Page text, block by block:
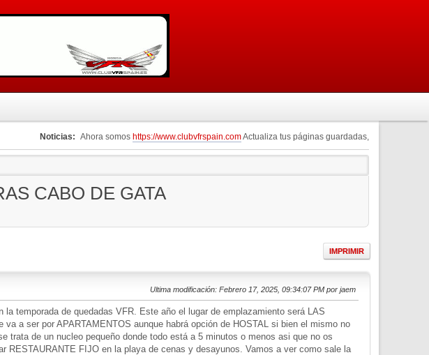
Noticias: Ahora somos https://www.clubvfrspain.comActualiza tus páginas guardadas,
CABO DE GATA
IMPRIMIR
Ultima modificación: Febrero 17, 2025, 09:34:07 PM por jaem
temporada de quedadas VFR. Este año el lugar de emplazamiento será LAS
a ser por APARTAMENTOS aunque habrá opción de HOSTAL si bien el mismo no
trata de un nucleo pequeño donde todo está a 5 minutos o menos asi que no os
RESTAURANTE FIJO en la playa de cenas y desayunos. Vamos a ver como sale la